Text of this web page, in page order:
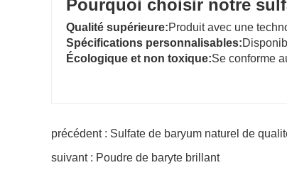
Pourquoi choisir notre
Qualité supérieure:Produit avec une
Spécifications personnalisables:
Écologique et non toxique:Se conforme
précédent : Sulfate de baryum naturel de
suivant : Poudre de baryte brillant